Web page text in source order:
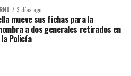
3 días ago
mueve sus fichas para la
a dos generales retirados en
Policía